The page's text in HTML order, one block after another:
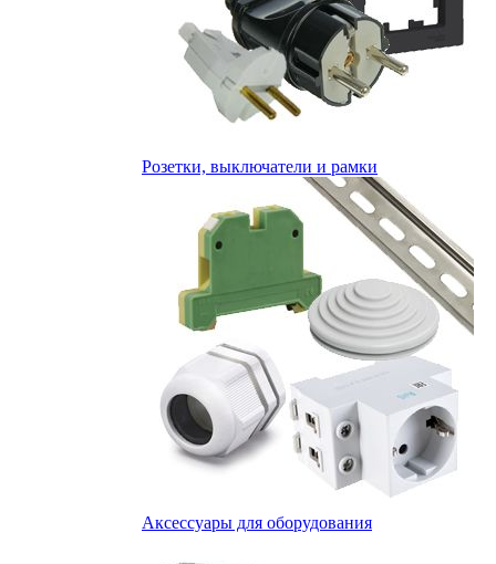
Розетки, выключатели и рамки
Аксессуары для оборудования